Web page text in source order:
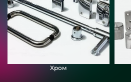
Хром